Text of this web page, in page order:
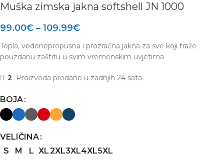
Muška zimska jakna softshell JN 1000
99.00€ – 109.99€
Topla, vodonepropusna i prozračna jakna za sve koji traže
pouzdanu zaštitu u svim vremenskim uvjetima
2 Proizvoda prodano u zadnjih 24 sata
BOJA
VELIČINA
S
M L XL2XL3XL4XL5XL